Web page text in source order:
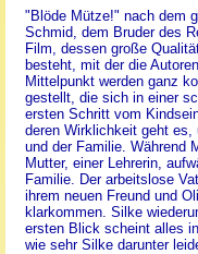
"Blöde Mütze!" nach dem
Schmid, dem Bruder des
Film, dessen große
besteht, mit der die
Mittelpunkt werden ganz
gestellt, die sich in einer
ersten Schritt vom
deren Wirklichkeit geht
und der Familie. Während
Mutter, einer Lehrerin,
Familie. Der arbeitslose
ihrem neuen Freund und
klarkommen. Silke
ersten Blick scheint alles
wie sehr Silke darunter